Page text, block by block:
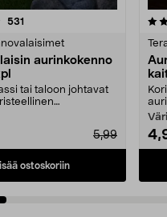
531
aurinkokenno
tai taloon johtavat
5,99
ostoskoriin
viidestä